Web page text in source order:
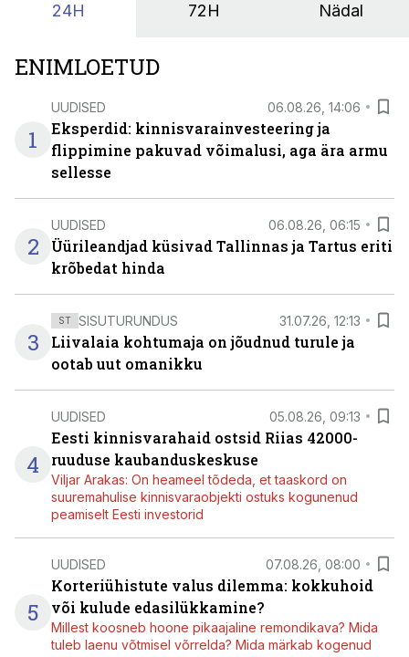
24H 72H Nädal
ENIMLOETUD
1
UUDISED 06.08.26, 14:06
Eksperdid: kinnisvarainvesteering ja
flippimine pakuvad võimalusi, aga ära armu
sellesse
2
UUDISED 06.08.26, 06:15
Üürileandjad küsivad Tallinnas ja Tartus eriti
krõbedat hinda
3
ST SISUTURUNDUS 31.07.26, 12:13
Liivalaia kohtumaja on jõudnud turule ja
ootab uut omanikku
4
UUDISED 05.08.26, 09:13
Eesti kinnisvarahaid ostsid Riias 42000-
ruuduse kaubanduskeskuse
Viljar Arakas: On heameel tõdeda, et taaskord on
suuremahulise kinnisvaraobjekti ostuks kogunenud
peamiselt Eesti investorid
5
UUDISED 07.08.26, 08:00
Korteriühistute valus dilemma: kokkuhoid
või kulude edasilükkamine?
Millest koosneb hoone pikaajaline remondikava? Mida
tuleb laenu võtmisel võrrelda? Mida märkab kogenud